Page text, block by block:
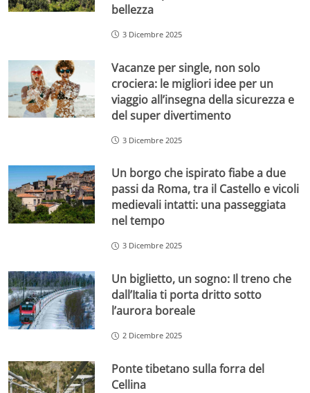
bellezza
3 Dicembre 2025
Vacanze per single, non solo
crociera: le migliori idee per un
viaggio all’insegna della sicurezza e
del super divertimento
3 Dicembre 2025
Un borgo che ispirato fiabe a due
passi da Roma, tra il Castello e vicoli
medievali intatti: una passeggiata
nel tempo
3 Dicembre 2025
Un biglietto, un sogno: Il treno che
dall’Italia ti porta dritto sotto
l’aurora boreale
2 Dicembre 2025
Ponte tibetano sulla forra del
Cellina